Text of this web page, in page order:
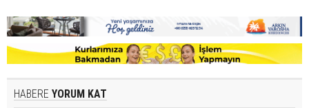
HABERE YORUM KAT